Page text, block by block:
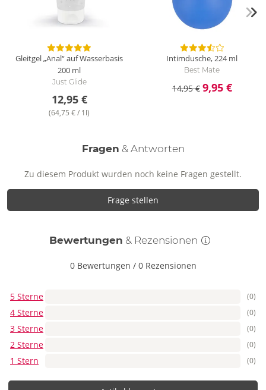
Gleitgel „Anal“ auf Wasserbasis
200 ml
Just Glide
12,95 €
(64,75 € / 1l)
Intimdusche, 224 ml
Best Mate
14,95 € 9,95 €
Fragen & Antworten
Zu diesem Produkt wurden noch keine Fragen gestellt.
Frage stellen
Bewertungen & Rezensionen
0 Bewertungen / 0 Rezensionen
5 Sterne (0)
4 Sterne (0)
3 Sterne (0)
2 Sterne (0)
1 Stern (0)